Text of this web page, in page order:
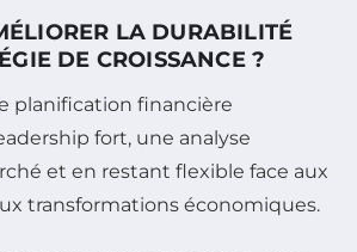
LA DURABILITÉ
DE CROISSANCE ?
planification financière
fort, une analyse
et en restant flexible face aux
transformations économiques.